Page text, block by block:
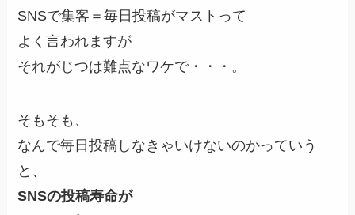
SNSで集客＝毎日投稿がマストって
よく言われますが
それがじつは難点なワケで・・・。
そもそも、
なんで毎日投稿しなきゃいけないのかっていう
と、
SNSの投稿寿命が